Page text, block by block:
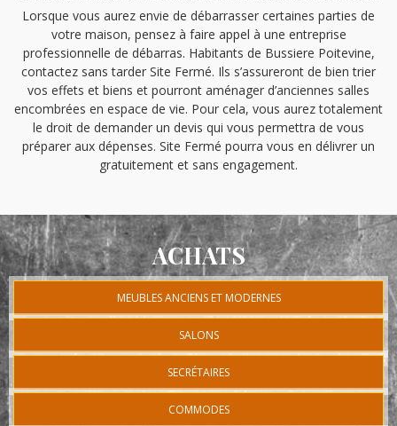
Lorsque vous aurez envie de débarrasser certaines parties de
votre maison, pensez à faire appel à une entreprise
professionnelle de débarras. Habitants de Bussiere Poitevine,
contactez sans tarder Site Fermé. Ils s’assureront de bien trier
vos effets et biens et pourront aménager d’anciennes salles
encombrées en espace de vie. Pour cela, vous aurez totalement
le droit de demander un devis qui vous permettra de vous
préparer aux dépenses. Site Fermé pourra vous en délivrer un
gratuitement et sans engagement.
ACHATS
MEUBLES ANCIENS ET MODERNES
SALONS
SECRÉTAIRES
COMMODES